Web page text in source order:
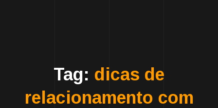
Tag: dicas de
relacionamento com